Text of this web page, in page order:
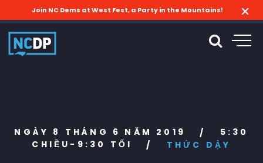
Join NC Dems at West Fest, a Party in the Mountains!
NGÀY 8 THÁNG 6 NĂM 2019 /
5:30
CHIỀU-9:30 TỐI
/ THỨC DẬY